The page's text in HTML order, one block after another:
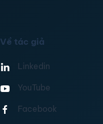
Về tác giả
Linkedin
YouTube
Facebook